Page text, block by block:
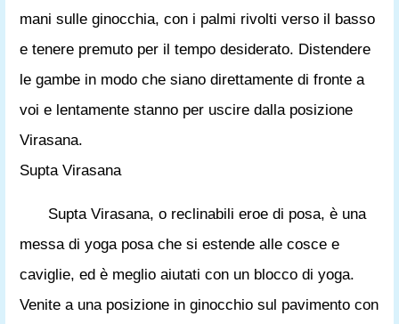
mani sulle ginocchia, con i palmi rivolti verso il basso
e tenere premuto per il tempo desiderato. Distendere
le gambe in modo che siano direttamente di fronte a
voi e lentamente stanno per uscire dalla posizione
Virasana.
Supta Virasana
Supta Virasana, o reclinabili eroe di posa, è una
messa di yoga posa che si estende alle cosce e
caviglie, ed è meglio aiutati con un blocco di yoga.
Venite a una posizione in ginocchio sul pavimento con